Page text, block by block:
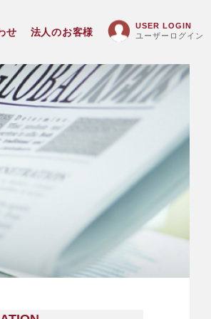
せ 法人のお客様
USER LOGIN
ユーザーログイン